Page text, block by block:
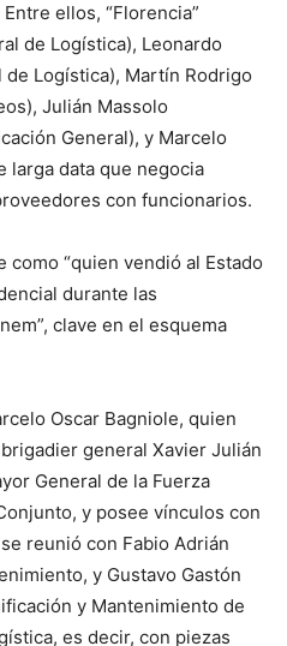
ellos, “Florencia”
de Logística), Leonardo
Logística), Martín Rodrigo
Julián Massolo
General), y Marcelo
larga data que negocia
con funcionarios.
como “quien vendió al Estado
durante las
clave en el esquema
Oscar Bagniole, quien
general Xavier Julián
General de la Fuerza
y posee vínculos con
reunió con Fabio Adrián
y Gustavo Gastón
y Mantenimiento de
es decir, con piezas